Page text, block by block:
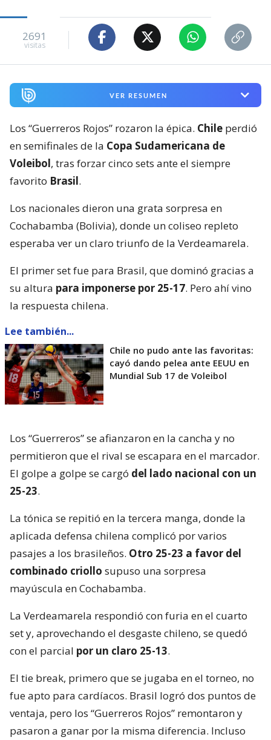
2691
visitas
VER RESUMEN
Los “Guerreros Rojos” rozaron la épica. Chile perdió
en semifinales de la Copa Sudamericana de
Voleibol, tras forzar cinco sets ante el siempre
favorito Brasil.
Los nacionales dieron una grata sorpresa en
Cochabamba (Bolivia), donde un coliseo repleto
esperaba ver un claro triunfo de la Verdeamarela.
El primer set fue para Brasil, que dominó gracias a
su altura para imponerse por 25-17. Pero ahí vino
la respuesta chilena.
Lee también...
Chile no pudo ante las favoritas:
cayó dando pelea ante EEUU en
Mundial Sub 17 de Voleibol
Los “Guerreros” se afianzaron en la cancha y no
permitieron que el rival se escapara en el marcador.
El golpe a golpe se cargó del lado nacional con un
25-23.
La tónica se repitió en la tercera manga, donde la
aplicada defensa chilena complicó por varios
pasajes a los brasileños. Otro 25-23 a favor del
combinado criollo supuso una sorpresa
mayúscula en Cochabamba.
La Verdeamarela respondió con furia en el cuarto
set y, aprovechando el desgaste chileno, se quedó
con el parcial por un claro 25-13.
El tie break, primero que se jugaba en el torneo, no
fue apto para cardíacos. Brasil logró dos puntos de
ventaja, pero los “Guerreros Rojos” remontaron y
pasaron a ganar por la misma diferencia. Incluso